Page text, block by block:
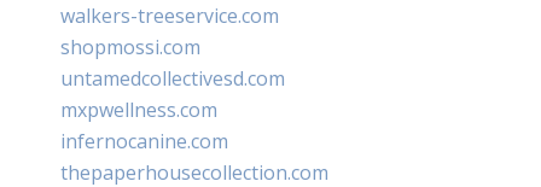
walkers-treeservice.com
shopmossi.com
untamedcollectivesd.com
mxpwellness.com
infernocanine.com
thepaperhousecollection.com